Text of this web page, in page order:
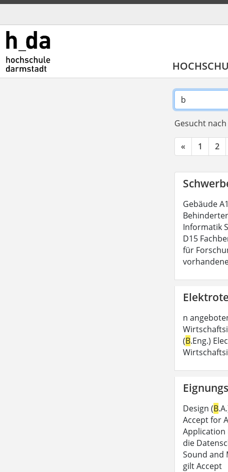
Gesucht
« 1 2
Gebäude
Informatik
D15
für
n
(B.Eng.)
Design (B
Accept for
Application
die
Sound and
gilt Accept